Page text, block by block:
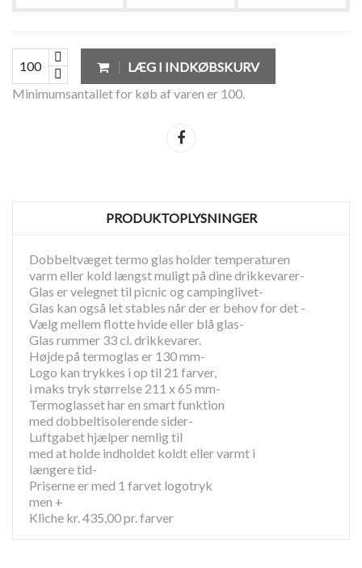
LÆG I INDKØBSKURV
Minimumsantallet for køb af varen er 100.
PRODUKTOPLYSNINGER
Dobbeltvæget termo glas holder temperaturen
varm eller kold længst muligt på dine drikkevarer-
Glas er velegnet til picnic og campinglivet-
Glas kan også let stables når der er behov for det -
Vælg mellem flotte hvide eller blå glas-
Glas rummer 33 cl. drikkevarer.
Højde på termoglas er 130 mm-
Logo kan trykkes i op til 21 farver,
i maks tryk størrelse 211 x 65 mm-
Termoglasset har en smart funktion
med dobbeltisolerende sider-
Luftgabet hjælper nemlig til
med at holde indholdet koldt eller varmt i
længere tid-
Priserne er med 1 farvet logotryk
men +
Kliche kr. 435,00 pr. farver